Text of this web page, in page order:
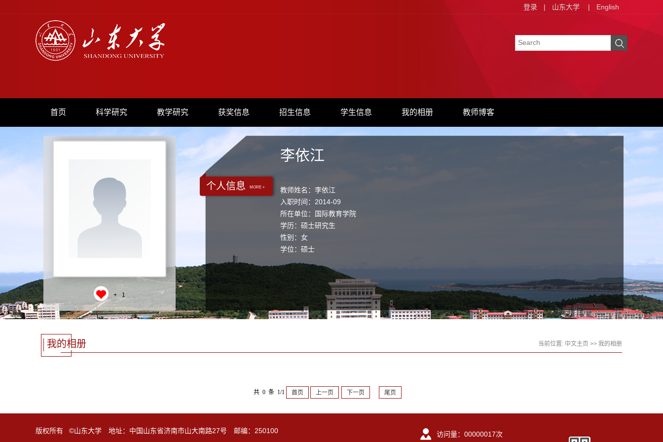
登录 | 山东大学 | English
首页 科学研究 教学研究 获奖信息 招生信息 学生信息 我的相册 教师博客
+ 1
个人信息 MORE +
李依江
教师姓名：李依江
入职时间：2014-09
所在单位：国际教育学院
学历：硕士研究生
性别：女
学位：硕士
我的相册 当前位置: 中文主页 >> 我的相册
共 0 条 1/1 首页 上一页 下一页 尾页
版权所有 ©山东大学 地址：中国山东省济南市山大南路27号 邮编：250100
访问量： 00000017次